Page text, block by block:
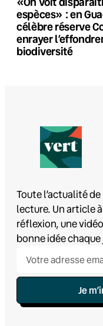
espèces» : en
célèbre réserve
enrayer
biodiversité
Toute l’actualité
lecture. Un article
réflexion, une
bonne idée chaque
Je